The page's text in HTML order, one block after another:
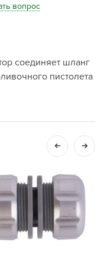
вопрос
соединяет шланг
пистолета